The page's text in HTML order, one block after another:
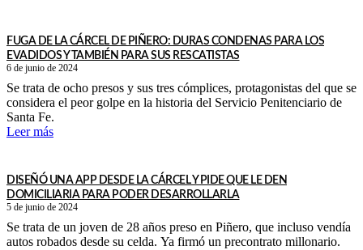
FUGA DE LA CÁRCEL DE PIÑERO: DURAS CONDENAS PARA LOS
EVADIDOS Y TAMBIÉN PARA SUS RESCATISTAS
6 de junio de 2024
Se trata de ocho presos y sus tres cómplices, protagonistas del que se
considera el peor golpe en la historia del Servicio Penitenciario de
Santa Fe.
Leer más
DISEÑÓ UNA APP DESDE LA CÁRCEL Y PIDE QUE LE DEN
DOMICILIARIA PARA PODER DESARROLLARLA
5 de junio de 2024
Se trata de un joven de 28 años preso en Piñero, que incluso vendía
autos robados desde su celda. Ya firmó un precontrato millonario.